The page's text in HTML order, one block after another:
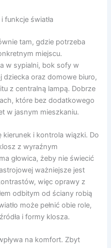
funkcje światła
tam, gdzie potrzeba
miejscu.
w sypialni, bok sofy w
dziecka oraz domowe biuro,
z centralną lampą. Dobrze
które bez dodatkowego
w jasnym mieszkaniu.
i kontrola wiązki. Do
z wyraźnym
głowica, żeby nie świecić
ważniejsze jest
więc oprawy z
odbitym od ściany robią
może pełnić obie role,
i formy klosza.
na komfort. Zbyt